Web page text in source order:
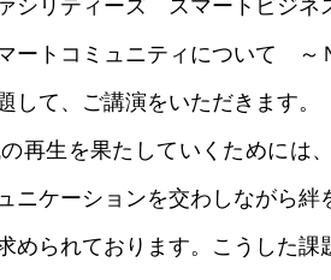
シリティーズ スマートビジ
ートコミュニティについて ～
して、ご講演をいただきます。
再生を果たしていくためには
ニケーションを交わしながら
められております。こうした